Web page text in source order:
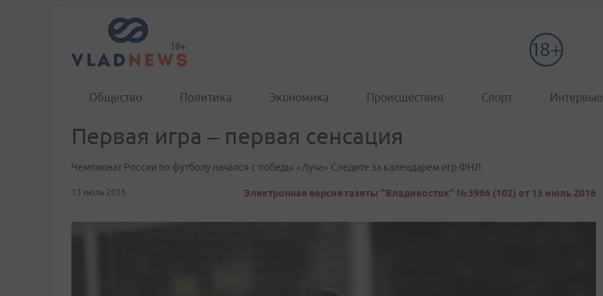
Общество Политика Экономика Происшествия Спорт Интервью
Первая игра – первая сенсация
Чемпионат России по футболу начался с победы «Луча» Следите за календарем игр ФНЛ
13 июль 2016 Электронная версия газеты "Владивосток" №3966 (102) от 13 июль 2016